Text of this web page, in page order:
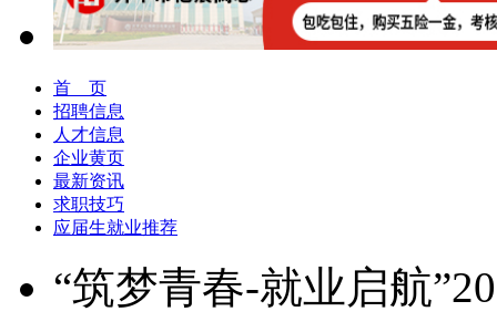
首 页
招聘信息
人才信息
企业黄页
最新资讯
求职技巧
应届生就业推荐
“筑梦青春-就业启航